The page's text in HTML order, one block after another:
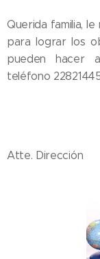
Querida familia,
para lograr los
pueden hacer
teléfono
Atte. Dirección